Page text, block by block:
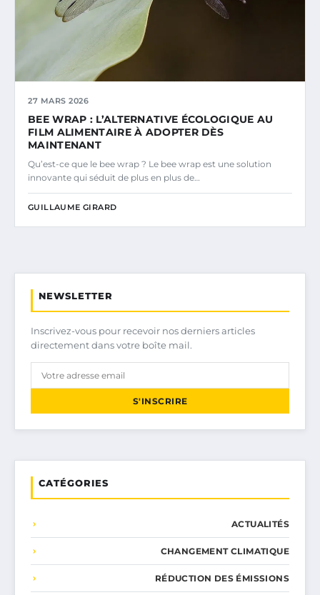
27 MARS 2026
BEE WRAP : L’ALTERNATIVE ÉCOLOGIQUE AU
FILM ALIMENTAIRE À ADOPTER DÈS
MAINTENANT
Qu’est-ce que le bee wrap ? Le bee wrap est une solution
innovante qui séduit de plus en plus de…
GUILLAUME GIRARD
NEWSLETTER
Inscrivez-vous pour recevoir nos derniers articles
directement dans votre boîte mail.
S'INSCRIRE
CATÉGORIES
ACTUALITÉS
CHANGEMENT CLIMATIQUE
RÉDUCTION DES ÉMISSIONS